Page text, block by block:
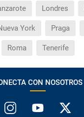
no ha aparecido?
Londres
York Praga
Roma Tenerife
CON NOSOTROS